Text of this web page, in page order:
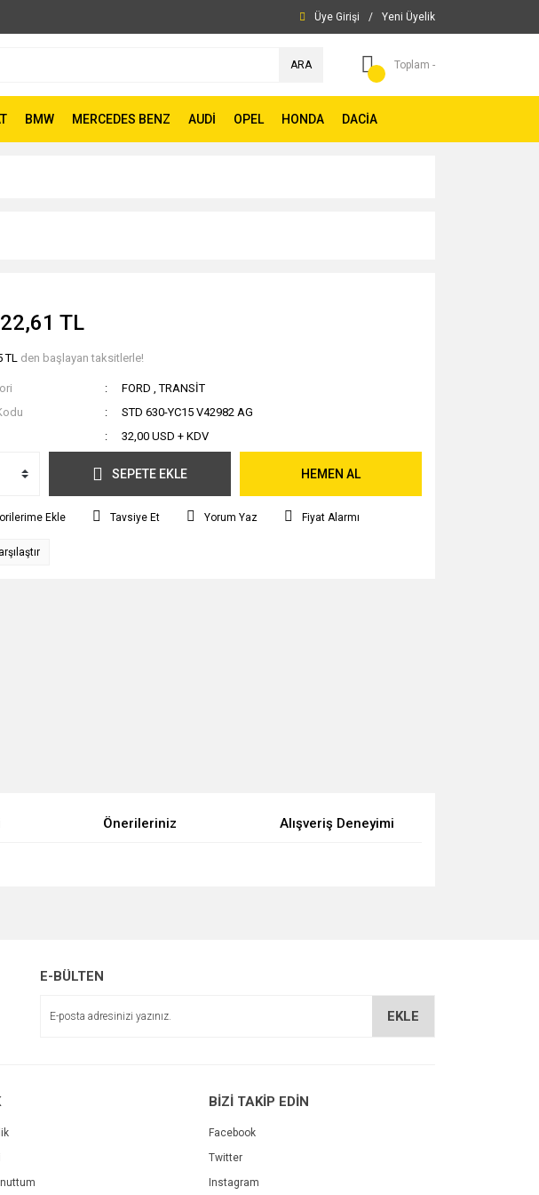
Üye Girişi / Yeni Üyelik
ARA Toplam -
BMW MERCEDES BENZ AUDİ OPEL HONDA DACİA
TL
TL den başlayan taksitlerle!
FORD ,TRANSİT
STD 630-YC15 V42982 AG
32,00 USD + KDV
SEPETE EKLE HEMEN AL
Tavsiye Et Yorum Yaz Fiyat Alarmı
Önerileriniz Alışveriş Deneyimi
E-BÜLTEN
EKLE
BİZİ TAKİP EDİN
Facebook
Twitter
Instagram